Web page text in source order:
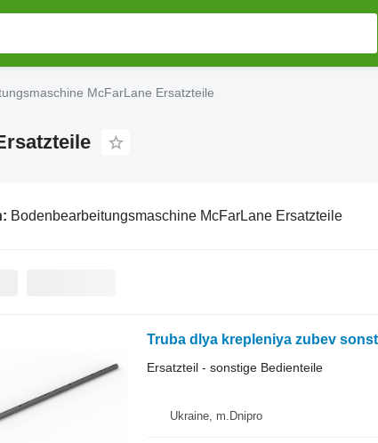
McFarLane Ersatzteile
Bodenbearbeitungsmaschine McFarLane Ersatzteile
Truba dlya krepleniya zubev
Ersatzteil - sonstige Bedienteile
Ukraine, m.Dnipro